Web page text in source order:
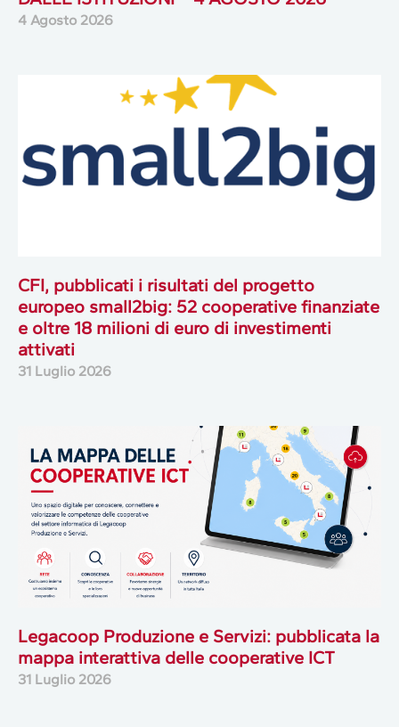
4 Agosto 2026
CFI, pubblicati i risultati del progetto
europeo small2big: 52 cooperative finanziate
e oltre 18 milioni di euro di investimenti
attivati
31 Luglio 2026
Legacoop Produzione e Servizi: pubblicata la
mappa interattiva delle cooperative ICT
31 Luglio 2026